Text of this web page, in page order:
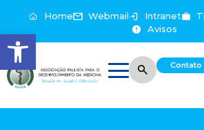
Abrir a barra de ferramentas
Home Webmail Intranet
Avisos
Contato